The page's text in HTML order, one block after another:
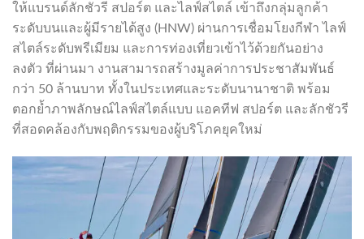
ให้แบรนด์ลักชัวรี สปอร์ต และไลฟ์สไตล์ เข้าถึงกลุ่มลูกค้า
ระดับบนและผู้มีรายได้สูง (HNW) ผ่านการเชื่อมโยงกีฬา ไลฟ์
สไตล์ระดับพรีเมียม และการท่องเที่ยวเข้าไว้ด้วยกันอย่าง
ลงตัว ที่ผ่านมา งานสามารถสร้างมูลค่าการประชาสัมพันธ์
กว่า 50 ล้านบาท ทั้งในประเทศและระดับนานาชาติ พร้อม
ตอกย้ำภาพลักษณ์ไลฟ์สไตล์แบบ แอคทีฟ สปอร์ต และลักชัวรี
ที่สอดคล้องกับพฤติกรรมของผู้บริโภคยุคใหม่